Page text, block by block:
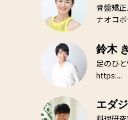
骨盤矯
ナオコ
鈴木
足のひ
https:...
エダ